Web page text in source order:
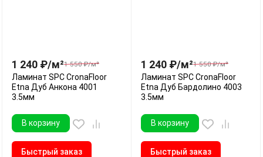
1 240 ₽/м²1 550 ₽/м²
Ламинат SPC CronaFloor
Etna Дуб Анкона 4001
3.5мм
В корзину
Быстрый заказ
1 240 ₽/м²1 550 ₽/м²
Ламинат SPC CronaFloor
Etna Дуб Бардолино 4003
3.5мм
В корзину
Быстрый заказ